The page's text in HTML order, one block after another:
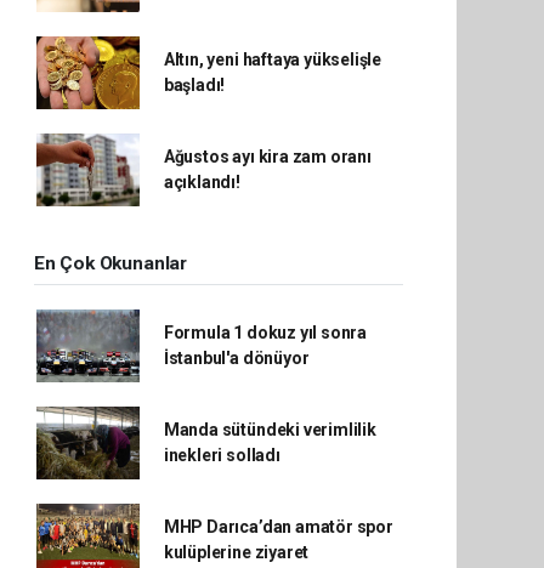
Altın, yeni haftaya yükselişle
başladı!
Ağustos ayı kira zam oranı
açıklandı!
En Çok Okunanlar
Formula 1 dokuz yıl sonra
İstanbul'a dönüyor
Manda sütündeki verimlilik
inekleri solladı
MHP Darıca’dan amatör spor
kulüplerine ziyaret